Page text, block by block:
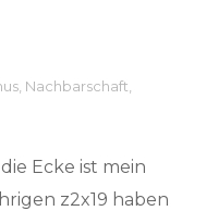
Nachbarschaft
Ecke ist mein
z2x19 haben